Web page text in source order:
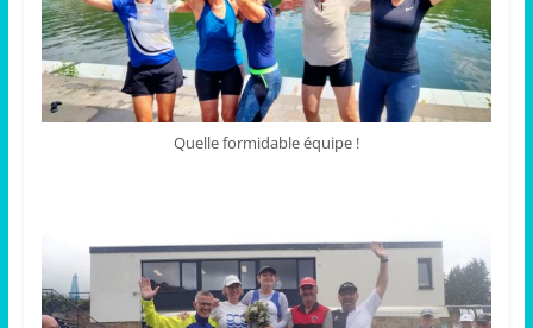
Quelle formidable équipe !